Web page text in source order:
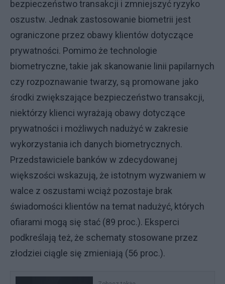
bezpieczeństwo transakcji i zmniejszyć ryzyko
oszustw. Jednak zastosowanie biometrii jest
ograniczone przez obawy klientów dotyczące
prywatności. Pomimo że technologie
biometryczne, takie jak skanowanie linii papilarnych
czy rozpoznawanie twarzy, są promowane jako
środki zwiększające bezpieczeństwo transakcji,
niektórzy klienci wyrażają obawy dotyczące
prywatności i możliwych nadużyć w zakresie
wykorzystania ich danych biometrycznych.
Przedstawiciele banków w zdecydowanej
większości wskazują, że istotnym wyzwaniem w
walce z oszustami wciąż pozostaje brak
świadomości klientów na temat nadużyć, których
ofiarami mogą się stać (89 proc.). Eksperci
podkreślają też, że schematy stosowane przez
złodziei ciągle się zmieniają (56 proc.).